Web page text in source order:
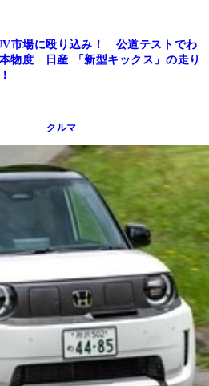
市場に殴り込み！ 公道テストでわ
物度 日産 「新型キックス」の走り
クルマ